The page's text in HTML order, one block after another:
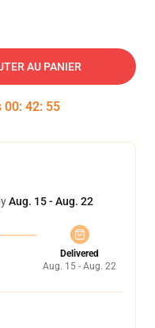
AU PANIER
00: 42: 54
Aug. 15 - Aug. 22
Delivered
Aug. 15 - Aug. 22